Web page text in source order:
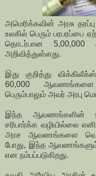
அமெரிக்கவின் அரசு
உலகில் பெரும் பரபரப்பை
தொடர்பான 5,00,000
அறிவித்துள்ளது.
இது குறித்து
60,000 ஆவணங்களை
பெரும்பாலும் அவர் அரபு
இந்த ஆவணங்களின்
சரிபார்க்க வழியில்லை
அரச ஆவணங்களை
போது, இந்த ஆவணங்களும்
என நம்பப்படுகிறது.